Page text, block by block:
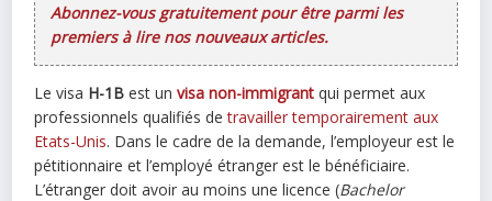
Abonnez-vous gratuitement pour être parmi les
premiers à lire nos nouveaux articles.
Le visa H-1B est unvisa non-immigrant qui permet aux
professionnels qualifiés detravailler temporairement aux
Etats-Unis. Dans le cadre de la demande, l’employeur est le
pétitionnaire et l’employé étranger est le bénéficiaire.
L’étranger doit avoir au moins une licence (Bachelor